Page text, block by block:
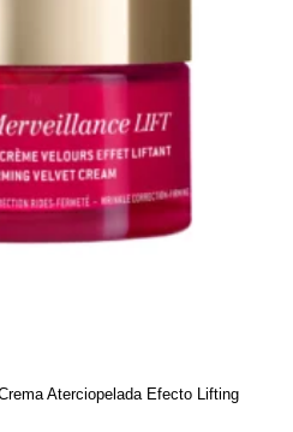
Aterciopelada Efecto Lifting